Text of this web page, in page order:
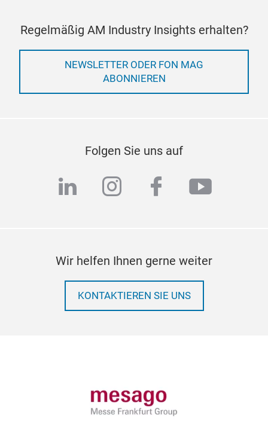
Regelmäßig AM Industry Insights erhalten?
NEWSLETTER ODER FON MAG
ABONNIEREN
Folgen Sie uns auf
linkedininstagram
facebook
Wir helfen Ihnen gerne weiter
KONTAKTIEREN SIE UNS